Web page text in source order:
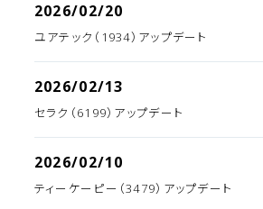
2026/02/20
ユアテック（1934）アップデート
2026/02/13
セラク（6199）アップデート
2026/02/10
ティーケーピー（3479）アップデート